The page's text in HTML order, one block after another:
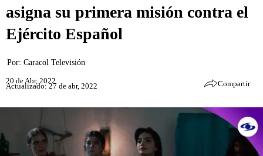
asigna su primera misión contra el
Ejército Español
Por: Caracol Televisión
20 de Abr, 2022
Actualizado: 27 de abr, 2022 Compartir